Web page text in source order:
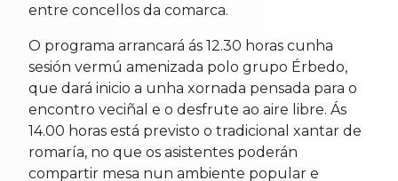
entre concellos da comarca.
O programa arrancará ás 12.30 horas cunha
sesión vermú amenizada polo grupo Érbedo,
que dará inicio a unha xornada pensada para o
encontro veciñal e o desfrute ao aire libre. Ás
14.00 horas está previsto o tradicional xantar de
romaría, no que os asistentes poderán
compartir mesa nun ambiente popular e